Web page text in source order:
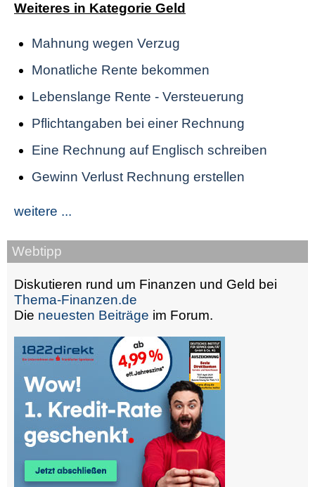
Weiteres in Kategorie Geld
Mahnung wegen Verzug
Monatliche Rente bekommen
Lebenslange Rente - Versteuerung
Pflichtangaben bei einer Rechnung
Eine Rechnung auf Englisch schreiben
Gewinn Verlust Rechnung erstellen
weitere ...
Webtipp
Diskutieren rund um Finanzen und Geld bei
Thema-Finanzen.de
Die neuesten Beiträge im Forum.